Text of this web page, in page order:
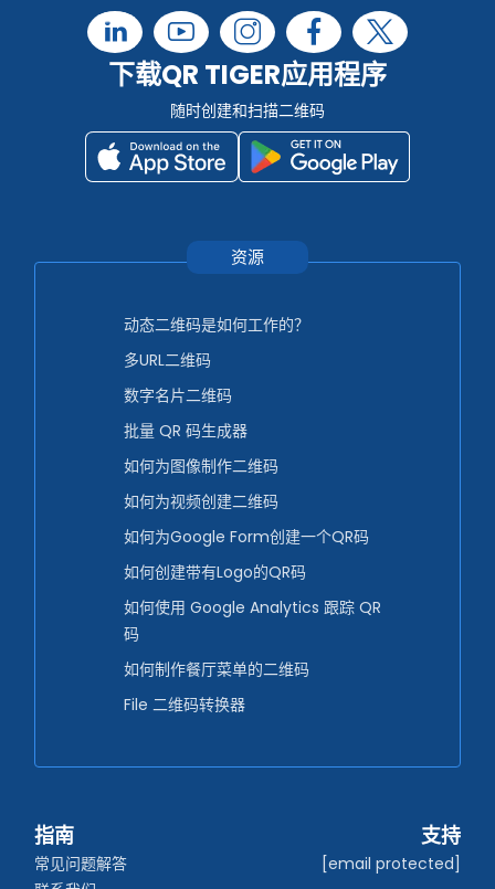
下载QR TIGER应用程序
随时创建和扫描二维码
资源
动态二维码是如何工作的？
多URL二维码
数字名片二维码
批量 QR 码生成器
如何为图像制作二维码
如何为视频创建二维码
如何为Google Form创建一个QR码
如何创建带有Logo的QR码
如何使用 Google Analytics 跟踪 QR
码
如何制作餐厅菜单的二维码
File 二维码转换器
指南
常见问题解答
支持
[email protected]